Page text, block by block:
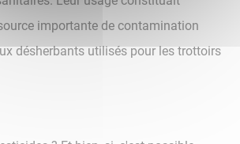
importante de contamination
désherbants utilisés pour les trottoirs